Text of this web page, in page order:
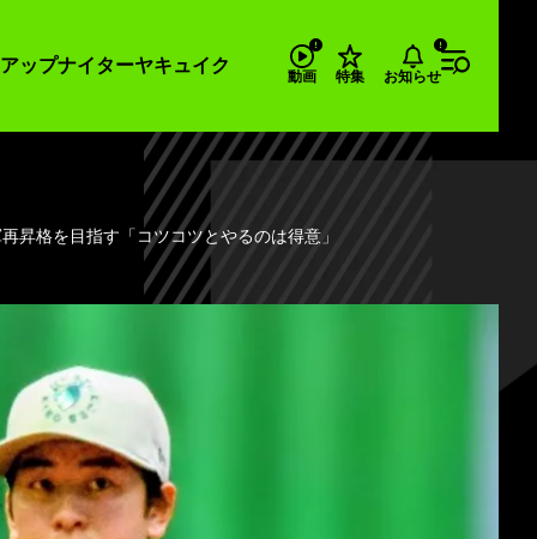
ップナイターヤキュイク
動画 特集 お知らせ
昇格を目指す「コツコツとやるのは得意」